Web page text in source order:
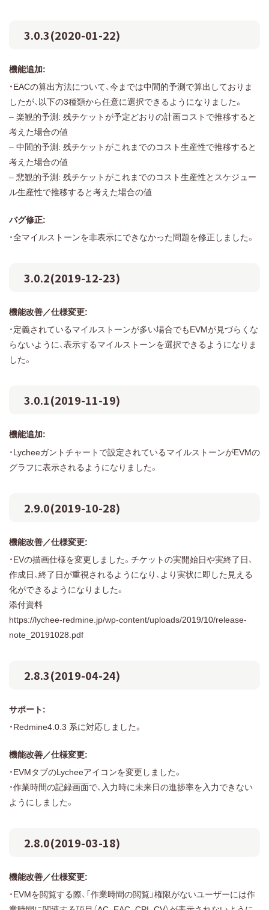
3.0.3(2020-01-22)
機能追加:
・EACの算出方法について、今までは中間的予測で算出しておりま
したが、以下の3種類から任意に選択できるようになりました。
– 楽観的予測: 残チケットが予定どおりの計画コストで推移すると
考えた場合の値
– 中間的予測: 残チケットがこれまでのコスト生産性で推移すると
考えた場合の値
– 悲観的予測: 残チケットがこれまでのコスト生産性とスケジュー
ル生産性で推移すると考えた場合の値
バグ修正:
・全マイルストーンを非表示にできなかった問題を修正しました。
3.0.2(2019-12-23)
機能改善／仕様変更:
・定義されているマイルストーンが多い場合でもEVMが見づらくな
らないように、表示するマイルストーンを選択できるようになりま
した。
3.0.1(2019-11-19)
機能追加:
・Lycheeガントチャートで設定されているマイルストーンがEVMの
グラフに表示されるようになりました。
2.9.0(2019-10-28)
機能改善／仕様変更:
・EVの描画仕様を変更しました。チケットの実開始日や実終了日、
作成日、終了日が重視されるようになり、より実状に即した見える
化ができるようになりました。
添付資料
https://lychee-redmine.jp/wp-content/uploads/2019/10/release-
note_20191028.pdf
2.8.3(2019-04-24)
サポート:
・Redmine4.0.3 系に対応しました。
機能改善／仕様変更:
・EVMタブのLycheeアイコンを変更しました。
・作業時間の記録画面で、入力時に未来日の進捗率を入力できない
ようにしました。
2.8.0(2019-03-18)
機能改善／仕様変更:
・EVMを閲覧する際、「作業時間の閲覧」権限がないユーザーには作